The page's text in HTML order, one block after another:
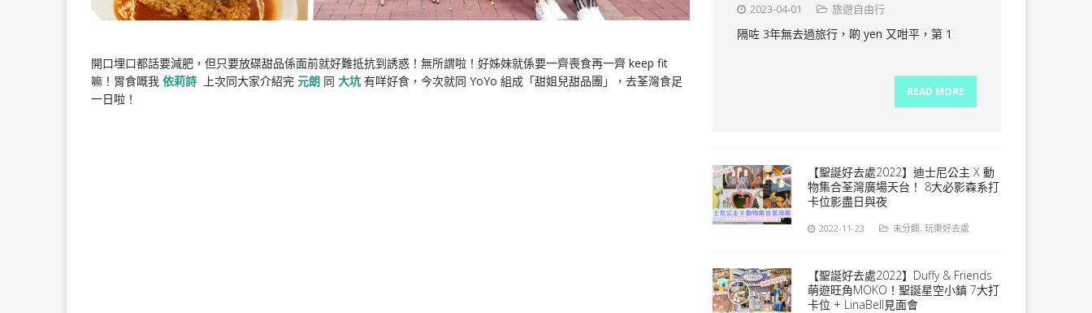
開口埋口都話要減肥，但只要放碟甜品係面前就好難抵抗到誘惑！無所謂啦！好姊妹就係要一齊喪食再一齊 keep fit
嘛！胃食嘅我 依莉詩 上次同大家介紹完 元朗 同 大坑 有咩好食，今次就同 YoYo 組成「甜姐兒甜品團」，去荃灣食足
一日啦！
2023-04-01 旅遊自由行
隔咗 3年無去過旅行，啲 yen 又咁平，第 1
READ MORE
【聖誕好去處2022】迪士尼公主 X 動
物集合荃灣廣場天台！ 8大必影森系打
卡位影盡日與夜
2022-11-23 未分類,玩樂好去處
【聖誕好去處2022】Duffy & Friends
萌遊旺角MOKO！聖誕星空小鎮 7大打
卡位 + LinaBell見面會